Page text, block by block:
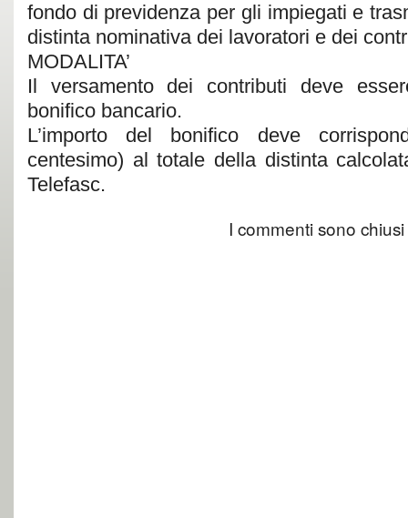
fondo di previdenza per gli impiegati e
distinta nominativa dei lavoratori e dei
MODALITA’
Il versamento dei contributi deve
bonifico bancario.
L’importo del bonifico deve
centesimo) al totale della distinta
Telefasc.
I commenti sono chiusi